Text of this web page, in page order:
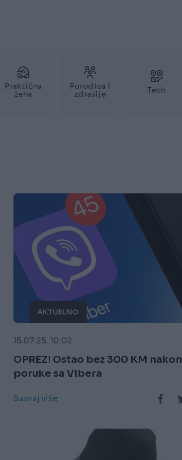
Praktična
žena
Porodica i
zdravlje
Tech
AKTUELNO
15.07.25. 10:02
OPREZ! Ostao bez 300 KM nakon
poruke sa Vibera
Saznaj više